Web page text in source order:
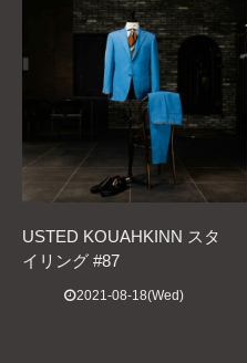
USTED KOUAHKINN スタ
イリング #87
2021-08-18(Wed)